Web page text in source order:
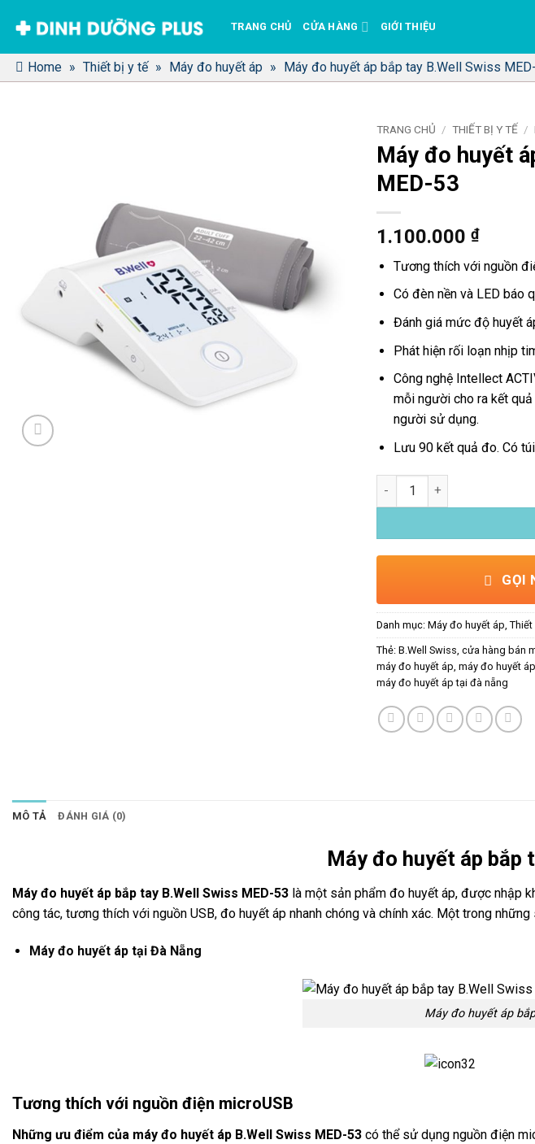
qua
nội
dung
TRANG CHỦ CỬA HÀNG GIỚI THIỆU
Home » Thiết bị y tế » Máy đo huyết áp » Máy đo huyết áp bắp tay B.Well Swiss
TRANG CHỦ / THIẾT BỊ Y TẾ /
Máy đo huyết
MED-53
1.100.000 ₫
Tương thích với nguồn
Có đèn nền và LED báo
Đánh giá mức độ huyết
Phát hiện rối loạn nhịp
Công nghệ Intellect
mỗi người cho ra kết
người sử dụng.
Lưu 90 kết quả đo. Có
Máy đo huyết áp bắp tay
GỌI
Danh mục: Máy đo huyết áp, Thiết
Thẻ: B.Well Swiss, cửa hàng bán
máy đo huyết áp, máy đo huyết
máy đo huyết áp tại đà nẵng
MÔ TẢ ĐÁNH GIÁ (0)
Máy đo huyết áp bắp
Máy đo huyết áp bắp tay B.Well Swiss MED-53 là một sản phẩm đo huyết áp, được nhập
công tác, tương thích với nguồn USB, đo huyết áp nhanh chóng và chính xác. Một trong
Máy đo huyết áp tại Đà Nẵng
Máy đo huyết áp
Tương thích với nguồn điện microUSB
Những ưu điểm của máy đo huyết áp B.Well Swiss MED-53 có thể sử dụng nguồn điện